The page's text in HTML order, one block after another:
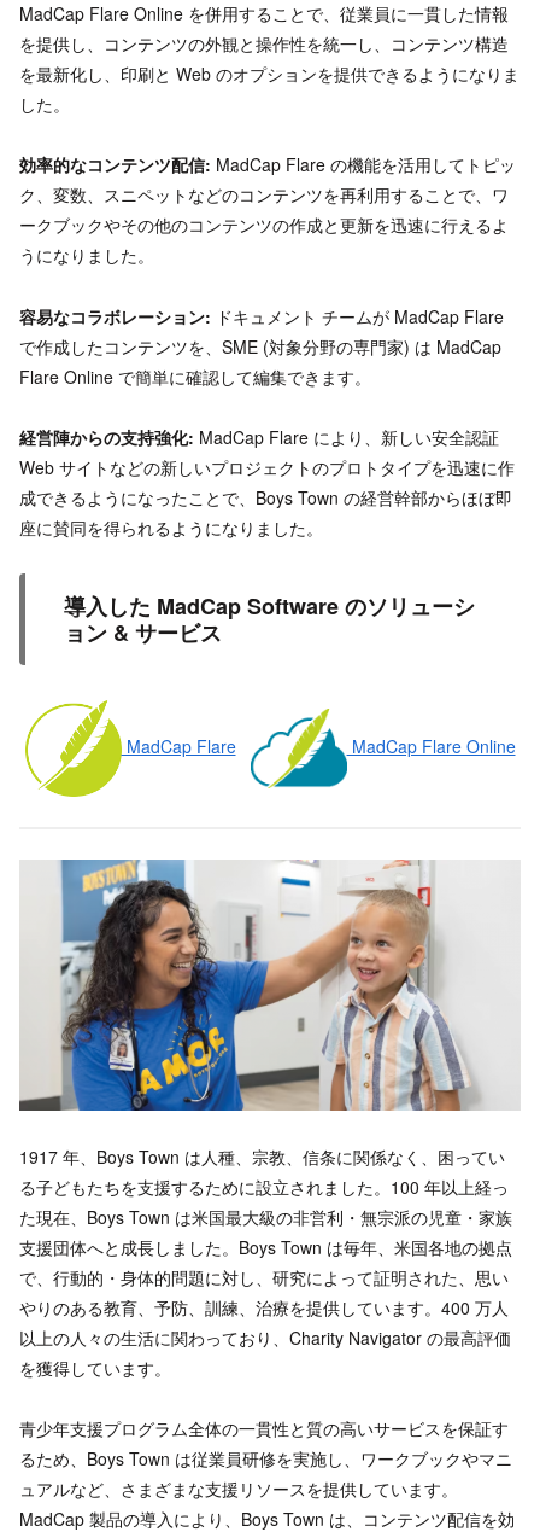
MadCap Flare Online を併用することで、従業員に一貫した情報
を提供し、コンテンツの外観と操作性を統一し、コンテンツ構造
を最新化し、印刷と Web のオプションを提供できるようになりま
した。
効率的なコンテンツ配信: MadCap Flare の機能を活用してトピッ
ク、変数、スニペットなどのコンテンツを再利用することで、ワ
ークブックやその他のコンテンツの作成と更新を迅速に行えるよ
うになりました。
容易なコラボレーション: ドキュメント チームが MadCap Flare
で作成したコンテンツを、SME (対象分野の専門家) は MadCap
Flare Online で簡単に確認して編集できます。
経営陣からの支持強化: MadCap Flare により、新しい安全認証
Web サイトなどの新しいプロジェクトのプロトタイプを迅速に作
成できるようになったことで、Boys Town の経営幹部からほぼ即
座に賛同を得られるようになりました。
導入した MadCap Software のソリューシ
ョン & サービス
MadCap Flare MadCap Flare Online
1917 年、Boys Town は人種、宗教、信条に関係なく、困ってい
る子どもたちを支援するために設立されました。100 年以上経っ
た現在、Boys Town は米国最大級の非営利・無宗派の児童・家族
支援団体へと成長しました。Boys Town は毎年、米国各地の拠点
で、行動的・身体的問題に対し、研究によって証明された、思い
やりのある教育、予防、訓練、治療を提供しています。400 万人
以上の人々の生活に関わっており、Charity Navigator の最高評価
を獲得しています。
青少年支援プログラム全体の一貫性と質の高いサービスを保証す
るため、Boys Town は従業員研修を実施し、ワークブックやマニ
ュアルなど、さまざまな支援リソースを提供しています。
MadCap 製品の導入により、Boys Town は、コンテンツ配信を効